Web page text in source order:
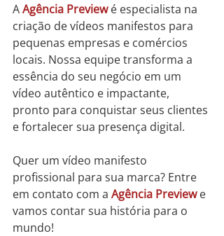
A Agência Preview é especialista na
criação de vídeos manifestos para
pequenas empresas e comércios
locais. Nossa equipe transforma a
essência do seu negócio em um
vídeo autêntico e impactante,
pronto para conquistar seus clientes
e fortalecer sua presença digital.
Quer um vídeo manifesto
profissional para sua marca? Entre
em contato com a Agência Preview e
vamos contar sua história para o
mundo!